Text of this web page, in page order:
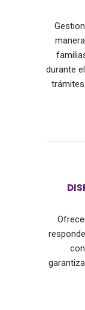
durante